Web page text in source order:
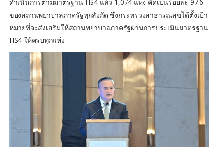
ดำเนินการตามมาตรฐาน HS4 แล้ว 1,074 แห่ง คิดเป็นร้อยละ 97.6
ของสถานพยาบาลภาครัฐทุกสังกัด ซึ่งกระทรวงสาธารณสุขได้ตั้งเป้า
หมายที่จะส่งเสริมให้สถานพยาบาลภาครัฐผ่านการประเมินมาตรฐาน
HS4 ให้ครบทุกแห่ง